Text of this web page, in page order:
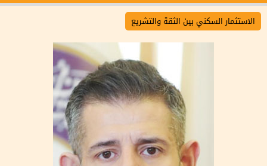
الاستثمار السكني بين الثقة والتشريع